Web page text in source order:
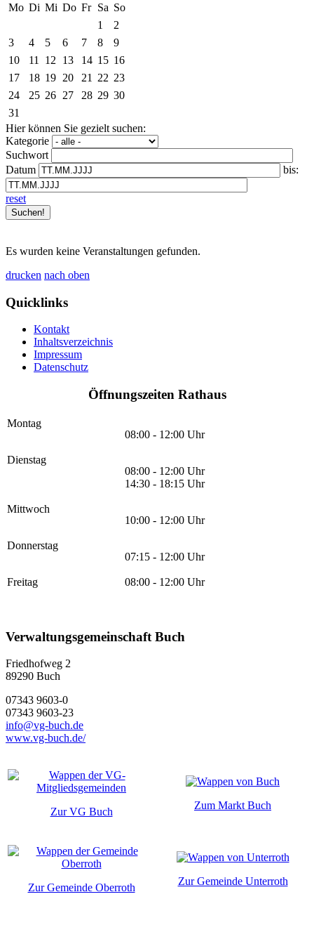
Mo Di Mi Do Fr Sa So
1
2
3
4 5 6 7 8
9
10
11 12 13 14 15 16
17
18 19 20 21 22 23
24
25 26 27 28 29 30
31
Hier können Sie gezielt suchen:
Kategorie
Suchwort
Datum
bis:
reset
Es wurden keine Veranstaltungen gefunden.
drucken nach oben
Quicklinks
Kontakt
Inhaltsverzeichnis
Impressum
Datenschutz
Öffnungszeiten Rathaus
Montag
08:00 - 12:00 Uhr
Dienstag
08:00 - 12:00 Uhr
14:30 - 18:15 Uhr
Mittwoch
10:00 - 12:00 Uhr
Donnerstag
07:15 - 12:00 Uhr
Freitag 08:00 - 12:00 Uhr
Verwaltungsgemeinschaft Buch
Friedhofweg 2
89290 Buch
07343 9603-0
07343 9603-23
info@vg-buch.de
www.vg-buch.de/
Zur VG Buch
Zum Markt Buch
Zur Gemeinde Oberroth
Zur Gemeinde Unterroth